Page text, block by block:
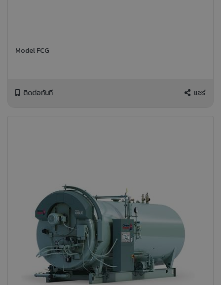
Model FCG
ติดต่อทันที แชร์